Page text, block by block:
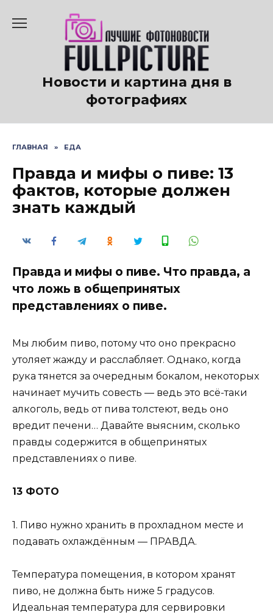
содержанию
Новости и картина дня в
фотографиях
ГЛАВНАЯ » ЕДА
Правда и мифы о пиве: 13
фактов, которые должен
знать каждый
Правда и мифы о пиве. Что правда, а
что ложь в общепринятых
представлениях о пиве.
Мы любим пиво, потому что оно прекрасно
утоляет жажду и расслабляет. Однако, когда
рука тянется за очередным бокалом, некоторых
начинает мучить совесть — ведь это всё-таки
алкоголь, ведь от пива толстеют, ведь оно
вредит печени… Давайте выясним, сколько
правды содержится в общепринятых
представлениях о пиве.
13 ФОТО
1. Пиво нужно хранить в прохладном месте и
подавать охлаждённым — ПРАВДА.
Температура помещения, в котором хранят
пиво, не должна быть ниже 5 градусов.
Идеальная температура для сервировки